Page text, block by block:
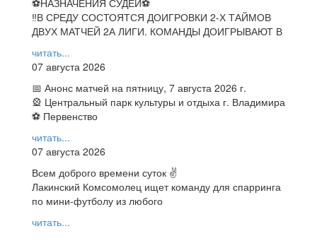
‼В СРЕДУ СОСТОЯТСЯ ДОИГРОВКИ 2-Х ТАЙМОВ
ДВУХ МАТЧЕЙ 2А ЛИГИ. КОМАНДЫ ДОИГРЫВАЮТ В
читать...
07 августа 2026
📅 Анонс матчей на пятницу, 7 августа 2026 г.
🎡 Центральный парк культуры и отдыха г. Владимира
⚽ Первенство
читать...
07 августа 2026
Всем доброго времени суток ✌
Лакинский Комсомолец ищет команду для спарринга
по мини-футболу из любого
читать...